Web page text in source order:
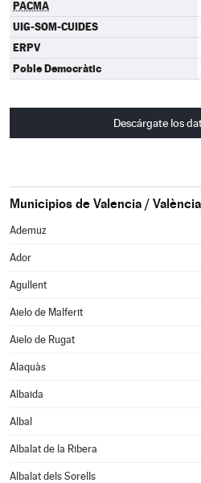
PACMA
UIG-SOM-CUIDES
ERPV
Poble Democràtic
Descárgate los
Municipios de Valencia / València
Ademuz
Ador
Agullent
Aielo de Malferit
Aielo de Rugat
Alaquàs
Albaida
Albal
Albalat de la Ribera
Albalat dels Sorells